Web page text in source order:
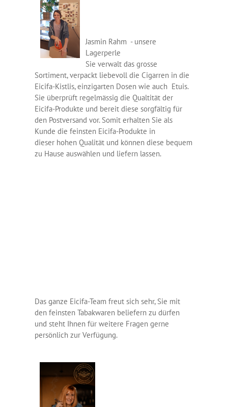
Jasmin Rahm - unsere
Lagerperle
Sie verwalt das grosse
Sortiment, verpackt liebevoll die Cigarren in die
Eicifa-Kistlis, einzigarten Dosen wie auch Etuis.
Sie überprüft regelmässig die Qualtität der
Eicifa-Produkte und bereit diese sorgfältig für
den Postversand vor. Somit erhalten Sie als
Kunde die feinsten Eicifa-Produkte in
dieser hohen Qualität und können diese bequem
zu Hause auswählen und liefern lassen.
Das ganze Eicifa-Team freut sich sehr, Sie mit
den feinsten Tabakwaren beliefern zu dürfen
und steht Ihnen für weitere Fragen gerne
persönlich zur Verfügung.